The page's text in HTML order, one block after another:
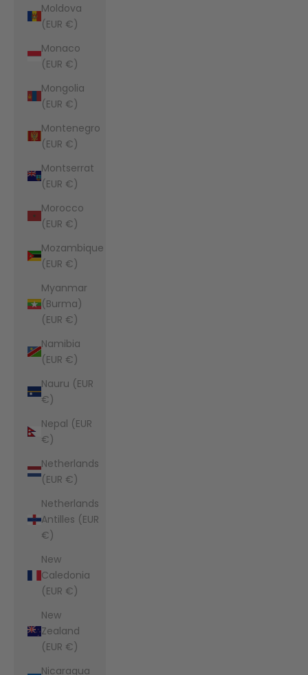
Moldova
(EUR €)
Monaco
(EUR €)
Mongolia
(EUR €)
Montenegro
(EUR €)
Montserrat
(EUR €)
Morocco
(EUR €)
Mozambique
(EUR €)
Myanmar
(Burma)
(EUR €)
Namibia
(EUR €)
Nauru (EUR
€)
Nepal (EUR
€)
Netherlands
(EUR €)
Netherlands
Antilles (EUR
€)
New
Caledonia
(EUR €)
New
Zealand
(EUR €)
Nicaragua